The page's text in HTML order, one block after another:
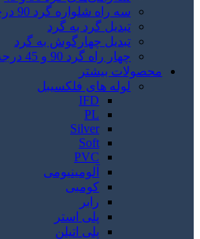
سه راه شلواره گرد 90 درجه و 45 درجه
تبدیل گرد به گرد
تبدیل چهارگوش به گرد
چهار راه گرد 90 و 45 درجه
محصولات بیشتر
لوله های فلکسیبل
IFD
PL
Silver
Soft
PVC
آلومینیومی
کومبی
رابر
پلی استر
پلی اتیلن